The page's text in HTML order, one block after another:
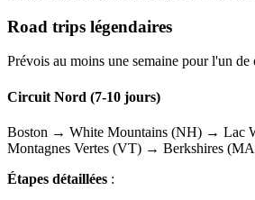
Road trips légendaires
Prévois au moins une semaine pour l'un de
Circuit Nord (7-10 jours)
Boston → White Mountains (NH) → Lac
Montagnes Vertes (VT) → Berkshires
Étapes détaillées :